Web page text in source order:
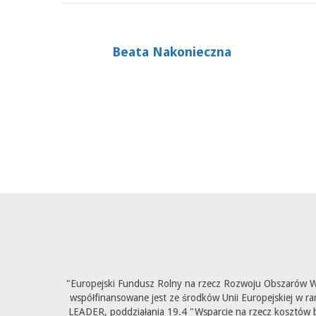
Beata Nakonieczna
"Europejski Fundusz Rolny na rzecz Rozwoju Obszarów
współfinansowane jest ze środków Unii Europejskiej w
LEADER, poddziałania 19.4 "Wsparcie na rzecz